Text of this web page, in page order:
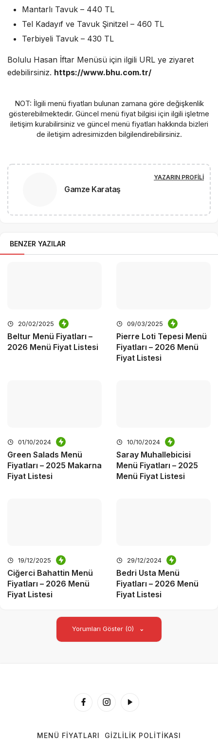
Mantarlı Tavuk – 440 TL
Tel Kadayıf ve Tavuk Şinitzel – 460 TL
Terbiyeli Tavuk – 430 TL
Bolulu Hasan İftar Menüsü için ilgili URL ye ziyaret
edebilirsiniz. https://www.bhu.com.tr/
NOT: İlgili menü fiyatları bulunan zamana göre değişkenlik
gösterebilmektedir. Güncel menü fiyat bilgisi için ilgili işletme
iletişim kurabilirsiniz ve güncel menü fiyatları hakkında bizleri
de iletişim adresimizden bilgilendirebilirsiniz.
Gamze Karataş
YAZARIN PROFILI
BENZER YAZILAR
20/02/2025
Beltur Menü Fiyatları –
2026 Menü Fiyat Listesi
09/03/2025
Pierre Loti Tepesi Menü
Fiyatları – 2026 Menü
Fiyat Listesi
01/10/2024
Green Salads Menü
Fiyatları – 2025 Makarna
Fiyat Listesi
10/10/2024
Saray Muhallebicisi
Menü Fiyatları – 2025
Menü Fiyat Listesi
19/12/2025
Ciğerci Bahattin Menü
Fiyatları – 2026 Menü
Fiyat Listesi
29/12/2024
Bedri Usta Menü
Fiyatları – 2026 Menü
Fiyat Listesi
Yorumları Göster (0)
MENÜ FIYATLARI GIZLILIK POLITIKASI